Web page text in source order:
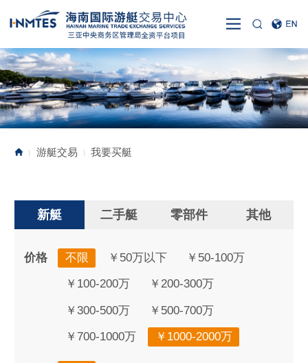
| 游艇交易 | 我要买艇
新艇 二手艇 零部件 其他
价格 不限 ￥50万以下 ￥50-100万
￥100-200万 ￥200-300万
￥300-500万 ￥500-700万
￥700-1000万 ￥1000-2000万